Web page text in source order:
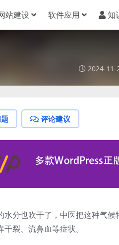
站建设 软件应用 知
2024-11-
评论建议
分也吹干了，中医把这种气候
裂、流鼻血等症状。